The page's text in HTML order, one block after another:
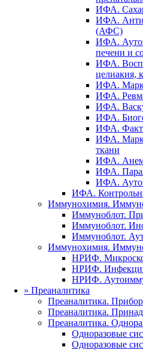
ИФА.
ИФА.
(АФС)
ИФА.
печени и
ИФА.
целиакия,
ИФА.
ИФА.
ИФА.
ИФА.
ИФА.
ИФА.
ткани
ИФА.
ИФА.
ИФА.
ИФА.
Иммунохимия.
Иммуноблот.
Иммуноблот.
Иммуноблот.
Иммунохимия.
НРИФ.
НРИФ.
НРИФ.
» Преаналитика
Преаналитика.
Преаналитика.
Преаналитика.
Одноразовые
Одноразовые